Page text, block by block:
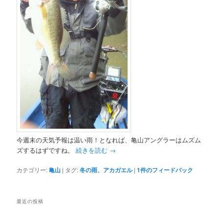
今週末の天気予報は温い雨！となれば、亀山アングラーはムズム
ズするはずですね。続きを読む →
カテゴリー:亀山 | タグ:冬の雨、アカガエル |1件のフィードバック
最近の投稿